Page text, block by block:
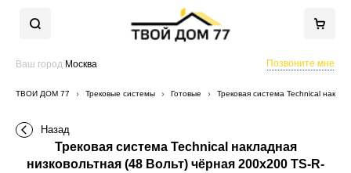
Ваш город Москва Позвоните мне
ТВОЙ ДОМ 77 Трековые системы Готовые Трековая система Technical
Назад
Трековая система Technical накладная
низковольтная (48 Вольт) чёрная 200x200 TS-R-